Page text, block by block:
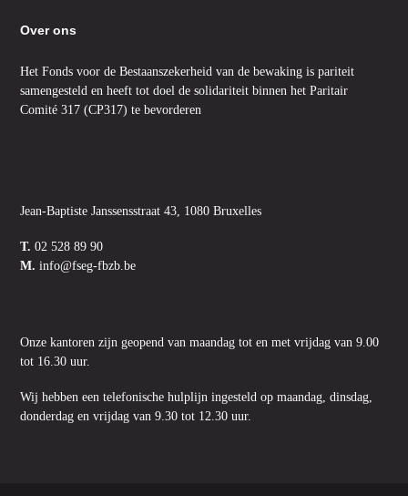
Over ons
Het Fonds voor de Bestaanszekerheid van de bewaking is pariteit
samengesteld en heeft tot doel de solidariteit binnen het Paritair
Comité 317 (CP317) te bevorderen
Jean-Baptiste Janssensstraat 43, 1080 Bruxelles
T. 02 528 89 90
M. info@fseg-fbzb.be
Onze kantoren zijn geopend van maandag tot en met vrijdag van 9.00
tot 16.30 uur.
Wij hebben een telefonische hulplijn ingesteld op maandag, dinsdag,
donderdag en vrijdag van 9.30 tot 12.30 uur.